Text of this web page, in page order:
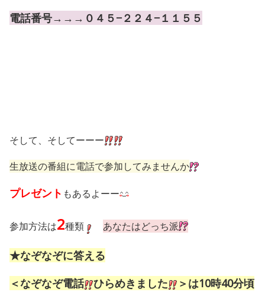
電話番号→→→０４５−２２４−１１５５
そして、そしてーーー
生放送の番組に電話で参加してみませんか
プレゼント もあるよーー
参加方法は2種類 あなたはどっち派
★なぞなぞに答える
＜なぞなぞ電話
ひらめきました ＞は10時40分頃